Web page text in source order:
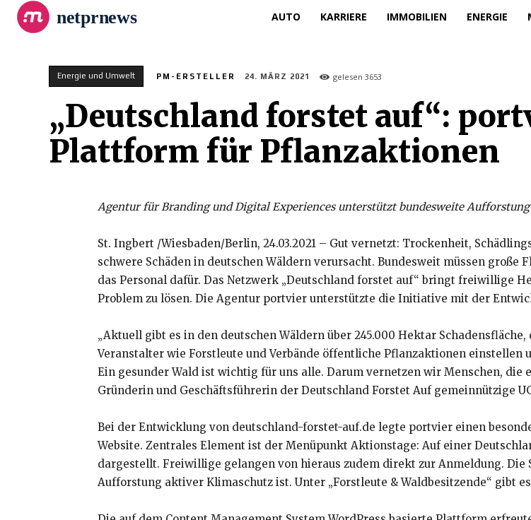
netprnews AUTO KARRIERE IMMOBILIEN ENERGIE
Energie und Umwelt PM-ERSTELLER 24. MÄRZ 2021 gelesen 3653
„Deutschland forstet auf“:
Plattform für Pflanzaktionen
Agentur für Branding und Digital Experiences unterstützt bundesweite Aufforstung
St. Ingbert /Wiesbaden/Berlin, 24.03.2021 – Gut vernetzt: Trockenheit,
schwere Schäden in deutschen Wäldern verursacht. Bundesweit müssen
das Personal dafür. Das Netzwerk „Deutschland forstet auf“ bringt freiwillige
Problem zu lösen. Die Agentur portvier unterstützte die Initiative mit der
„Aktuell gibt es in den deutschen Wäldern über 245.000 Hektar
Veranstalter wie Forstleute und Verbände öffentliche Pflanzaktionen
Ein gesunder Wald ist wichtig für uns alle. Darum vernetzen wir Menschen, die
Gründerin und Geschäftsführerin der Deutschland Forstet Auf gemeinnützige
Bei der Entwicklung von deutschland-forstet-auf.de legte portvier einen
Website. Zentrales Element ist der Menüpunkt Aktionstage: Auf einer
dargestellt. Freiwillige gelangen von hieraus zudem direkt zur Anmeldung.
Aufforstung aktiver Klimaschutz ist. Unter „Forstleute & Waldbesitzende“ gibt